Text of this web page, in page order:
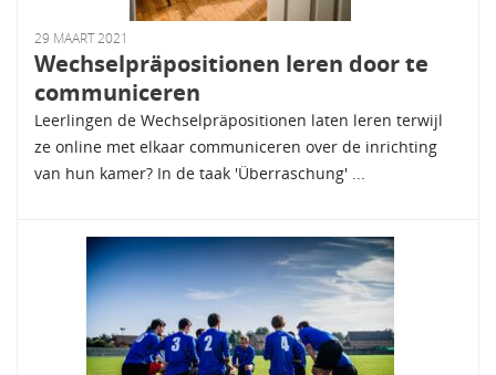
29 MAART 2021
Wechselpräpositionen leren door te
communiceren
Leerlingen de Wechselpräpositionen laten leren terwijl
ze online met elkaar communiceren over de inrichting
van hun kamer? In de taak 'Überraschung' ...